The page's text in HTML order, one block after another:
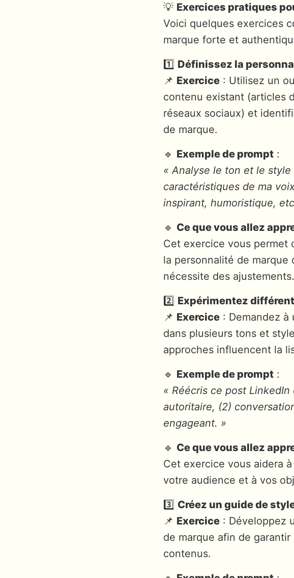
💡 Exercices pratiques
Voici quelques exercices
marque forte et
1️⃣ Définissez la
📌 Exercice : Utilisez un
contenu existant (articles
réseaux sociaux) et
de marque.
🔹 Exemple de prompt :
« Analyse le ton et le
caractéristiques de ma
inspirant, humoristique,
🔹 Ce que vous allez
Cet exercice vous permet
la personnalité de marque
nécessite des ajustements.
2️⃣ Expérimentez
📌 Exercice : Demandez à
dans plusieurs tons et
approches influencent la
🔹 Exemple de prompt :
« Réécris ce post
autoritaire, (2)
engageant. »
🔹 Ce que vous allez
Cet exercice vous aidera
votre audience et à vos
3️⃣ Créez un guide de
📌 Exercice : Développez
de marque afin de
contenus.